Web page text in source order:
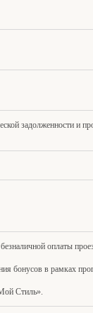
задолженности и
оплаты
бонусов в рамках
Стиль».